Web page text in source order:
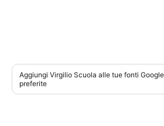
Aggiungi Virgilio Scuola alle tue fonti Google
preferite